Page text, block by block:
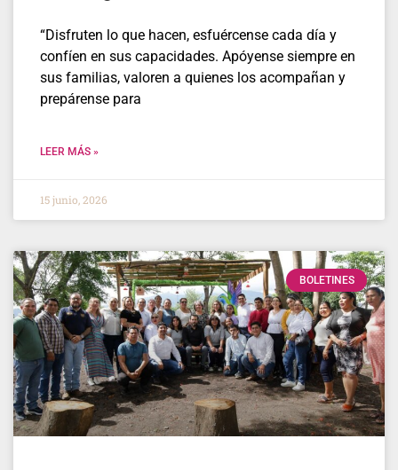
“Disfruten lo que hacen, esfuércense cada día y
confíen en sus capacidades. Apóyense siempre en
sus familias, valoren a quienes los acompañan y
prepárense para
LEER MÁS »
15 junio, 2026
BOLETINES